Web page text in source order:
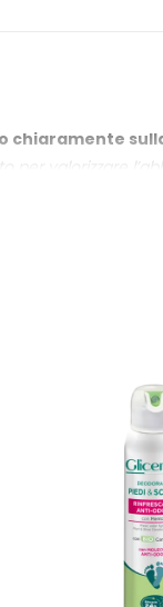
chiaramente
valorizzare
appiccicosa?
Se il tuo
un prodotto più
resta l’effetto
principale è
su capi chiari.